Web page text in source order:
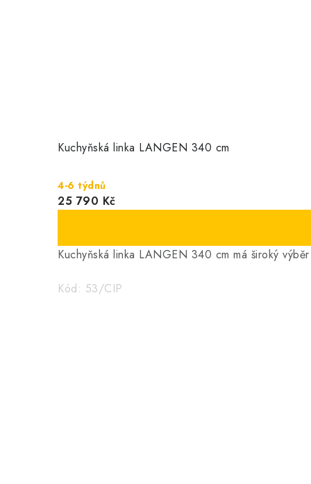
Kuchyňská linka LANGEN 340 cm
4-6 týdnů
25 790 Kč
Kuchyňská linka LANGEN 340 cm má široký
Kód: 53/CIP